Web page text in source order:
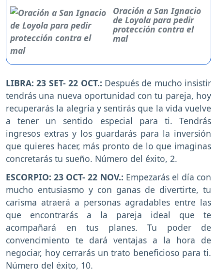
Oración a San Ignacio
de Loyola para pedir
protección contra el
mal
LIBRA: 23 SET- 22 OCT.: Después de mucho insistir
tendrás una nueva oportunidad con tu pareja, hoy
recuperarás la alegría y sentirás que la vida vuelve
a tener un sentido especial para ti. Tendrás
ingresos extras y los guardarás para la inversión
que quieres hacer, más pronto de lo que imaginas
concretarás tu sueño. Número del éxito, 2.
ESCORPIO: 23 OCT- 22 NOV.: Empezarás el día con
mucho entusiasmo y con ganas de divertirte, tu
carisma atraerá a personas agradables entre las
que encontrarás a la pareja ideal que te
acompañará en tus planes. Tu poder de
convencimiento te dará ventajas a la hora de
negociar, hoy cerrarás un trato beneficioso para ti.
Número del éxito, 10.